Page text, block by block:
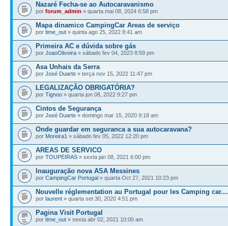
Nazaré Fecha-se ao Autocaravanismo
por forum_admin » quarta mai 08, 2024 6:58 pm
Mapa dinamico CampingCar Areas de serviço
por time_out » quinta ago 25, 2022 8:41 am
Primeira AC e dúvida sobre gás
por JoaoOliveira » sábado fev 04, 2023 8:59 pm
Asa Unhais da Serra
por José Duarte » terça nov 15, 2022 11:47 pm
LEGALIZAÇÃO OBRIGATÓRIA?
por Tignoo » quarta jun 08, 2022 9:27 pm
Cintos de Segurança
por José Duarte » domingo mar 15, 2020 9:18 am
Onde guardar em seguranca a sua autocaravana?
por Moreira1 » sábado fev 05, 2022 12:20 pm
AREAS DE SERVICO
por TOUPEIRAS » sexta jan 08, 2021 6:00 pm
Inauguração nova ASA Messines
por CampingCar Portugal » quarta Oct 27, 2021 10:23 pm
Nouvelle réglementation au Portugal pour les Camping
por laurent » quarta set 30, 2020 4:51 pm
Pagina Visit Portugal
por time_out » sexta abr 02, 2021 10:00 am